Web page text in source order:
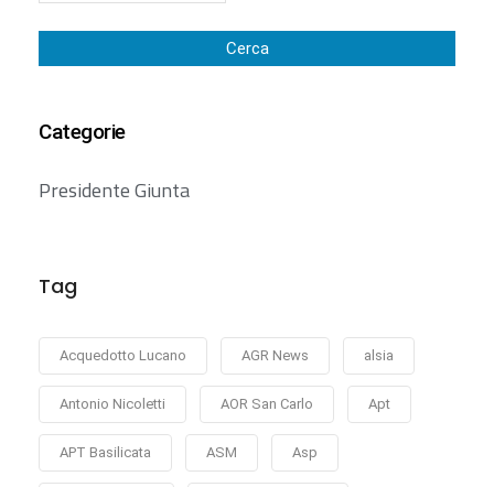
Cerca
Categorie
Presidente Giunta
Tag
Acquedotto Lucano AGR News alsia
Antonio Nicoletti AOR San Carlo Apt
APT Basilicata ASM Asp